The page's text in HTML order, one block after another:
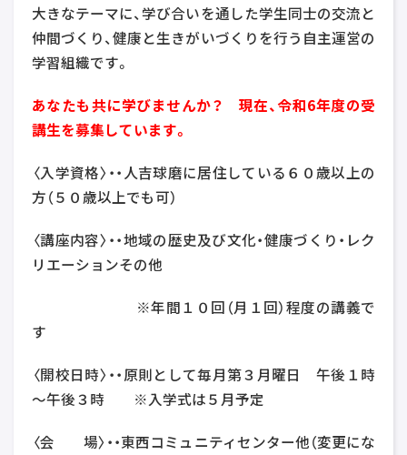
大きなテーマに、学び合いを通した学生同士の交流と
仲間づくり、健康と生きがいづくりを行う自主運営の
学習組織です。
あなたも共に学びませんか？ 現在、令和6年度の受
講生を募集しています。
〈入学資格〉・・人吉球磨に居住している６０歳以上の
方（５０歳以上でも可）
〈講座内容〉・・地域の歴史及び文化・健康づくり・レク
リエーションその他
※年間１０回（月１回）程度の講義で
す
〈開校日時〉・・原則として毎月第３月曜日 午後１時
～午後３時 ※入学式は５月予定
〈会 場〉・・東西コミュニティセンター他（変更にな